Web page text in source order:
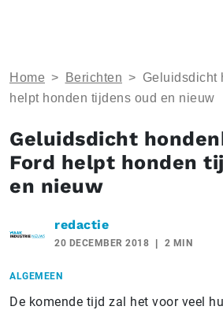
Home > Berichten > Geluidsdicht
helpt honden tijdens oud en nieuw
Geluidsdicht
Ford helpt honden
en nieuw
redactie
20 DECEMBER 2018 2 MIN
ALGEMEEN
De komende tijd zal het voor veel